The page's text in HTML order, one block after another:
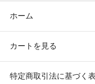
ホーム
カートを見る
特定商取引法に基づく